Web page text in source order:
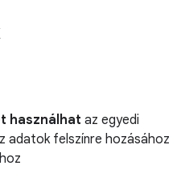
használhat az egyedi
adatok felszínre hozásához